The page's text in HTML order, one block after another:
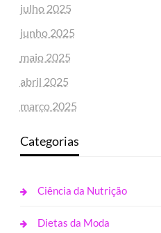
julho 2025
junho 2025
maio 2025
abril 2025
março 2025
Categorias
Ciência da Nutrição
Dietas da Moda